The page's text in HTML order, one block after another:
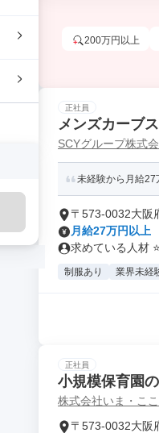
200万円以上
正社員
メンズカーブ
SCYグループ株式
未経験から月給27
〒573-0032大阪
月給27万円以上
求めている人材
制服あり 業界未経
正社員
小規模保育園
株式会社いま・ここ
〒573-0032大阪